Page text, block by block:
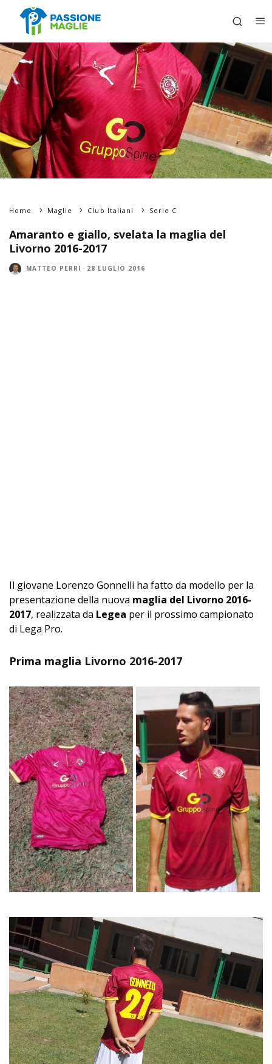
Home Maglie Club Italiani Serie C
Amaranto e giallo, svelata la maglia del
Livorno 2016-2017
MATTEO PERRI · 28 LUGLIO 2016
Il giovane Lorenzo Gonnelli ha fatto da modello per la
presentazione della nuova maglia del Livorno 2016-
2017, realizzata da Legea per il prossimo campionato
di Lega Pro.
Prima maglia Livorno 2016-2017